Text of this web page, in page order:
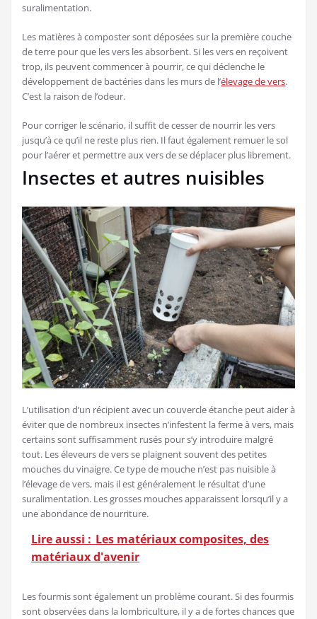
suralimentation.
Les matières à composter sont déposées sur la première couche
de terre pour que les vers les absorbent. Si les vers en reçoivent
trop, ils peuvent commencer à pourrir, ce qui déclenche le
développement de bactéries dans les murs de l’élevage de vers.
C’est la raison de l’odeur.
Pour corriger le scénario, il suffit de cesser de nourrir les vers
jusqu’à ce qu’il ne reste plus rien. Il faut également remuer le sol
pour l’aérer et permettre aux vers de se déplacer plus librement.
Insectes et autres nuisibles
L’utilisation d’un récipient avec un couvercle étanche peut aider à
éviter que de nombreux insectes n’infestent la ferme à vers, mais
certains sont suffisamment rusés pour s’y introduire malgré
tout. Les éleveurs de vers se plaignent souvent des petites
mouches du vinaigre. Ce type de mouche n’est pas nuisible à
l’élevage de vers, mais il est généralement le résultat d’une
suralimentation. Les grosses mouches apparaissent lorsqu’il y a
une abondance de nourriture.
Lire aussi : Les matériaux composites, des
matériaux d'avenir
Les fourmis sont également un problème courant. Si des fourmis
sont observées dans la lombriculture, il y a de fortes chances que